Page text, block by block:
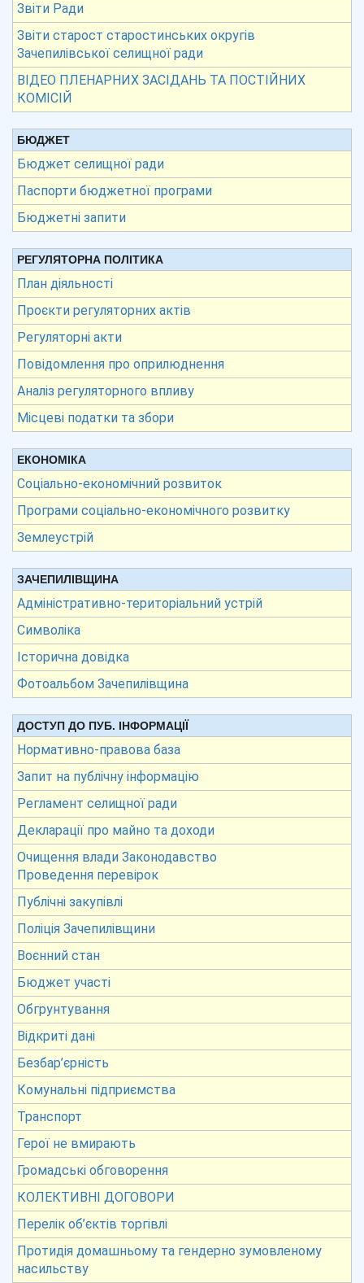
Звіти Ради
Звіти старост старостинських округів
Зачепилівської селищної ради
ВІДЕО ПЛЕНАРНИХ ЗАСІДАНЬ ТА ПОСТІЙНИХ
КОМІСІЙ
БЮДЖЕТ
Бюджет селищної ради
Паспорти бюджетної програми
Бюджетні запити
РЕГУЛЯТОРНА ПОЛІТИКА
План діяльності
Проєкти регуляторних актів
Регуляторні акти
Повідомлення про оприлюднення
Аналіз регуляторного впливу
Місцеві податки та збори
ЕКОНОМІКА
Соціально-економічний розвиток
Програми соціально-економічного розвитку
Землеустрій
ЗАЧЕПИЛІВЩИНА
Адміністративно-територіальний устрій
Символіка
Історична довідка
Фотоальбом Зачепилівщина
ДОСТУП ДО ПУБ. ІНФОРМАЦІЇ
Нормативно-правова база
Запит на публічну інформацію
Регламент селищної ради
Декларації про майно та доходи
Очищення влади Законодавство
Проведення перевірок
Публічні закупівлі
Поліція Зачепилівщини
Воєнний стан
Бюджет участі
Обгрунтування
Відкриті дані
Безбар’єрність
Комунальні підприємства
Транспорт
Герої не вмирають
Громадські обговорення
КОЛЕКТИВНІ ДОГОВОРИ
Перелік об’єктів торгівлі
Протидія домашньому та гендерно зумовленому
насильству